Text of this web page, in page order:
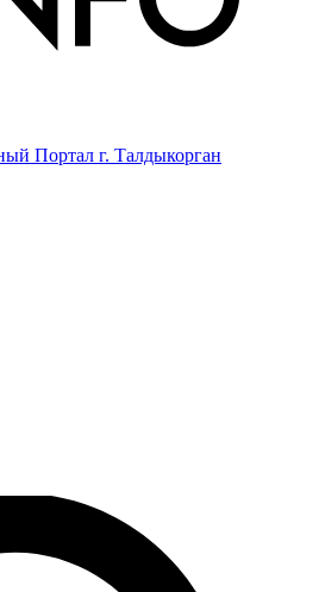
Портал г. Талдыкорган